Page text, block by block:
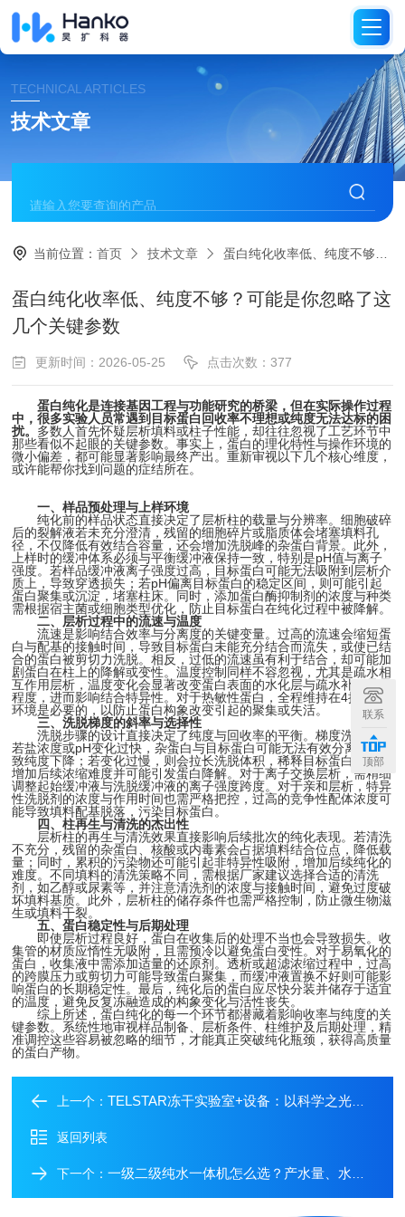
TECHNICAL ARTICLES
技术文章
当前位置：首页 技术文章 蛋白纯化收率低、纯度不够？可能是你忽略了这几个关键参数
蛋白纯化收率低、纯度不够？可能是你忽略了这
几个关键参数
更新时间：2026-05-25 点击次数：377
蛋白纯化是连接基因工程与功能研究的桥梁，但在实际操作过程
中，很多实验人员常遇到目标蛋白回收率不理想或纯度无法达标的困
扰。 多数人首先怀疑层析填料或柱子性能，却往往忽视了工艺环节中
那些看似不起眼的关键参数。事实上，蛋白的理化特性与操作环境的
微小偏差，都可能显著影响最终产出。重新审视以下几个核心维度，
或许能帮你找到问题的症结所在。
一、样品预处理与上样环境
纯化前的样品状态直接决定了层析柱的载量与分辨率。细胞破碎
后的裂解液若未充分澄清，残留的细胞碎片或脂质体会堵塞填料孔
径，不仅降低有效结合容量，还会增加洗脱峰的杂蛋白背景。此外，
上样时的缓冲体系必须与平衡缓冲液保持一致，特别是pH值与离子
强度。若样品缓冲液离子强度过高，目标蛋白可能无法吸附到层析介
质上，导致穿透损失；若pH偏离目标蛋白的稳定区间，则可能引起
蛋白聚集或沉淀，堵塞柱床。同时，添加蛋白酶抑制剂的浓度与种类
需根据宿主菌或细胞类型优化，防止目标蛋白在纯化过程中被降解。
二、层析过程中的流速与温度
流速是影响结合效率与分离度的关键变量。过高的流速会缩短蛋
白与配基的接触时间，导致目标蛋白未能充分结合而流失，或使已结
合的蛋白被剪切力洗脱。相反，过低的流速虽有利于结合，却可能加
剧蛋白在柱上的降解或变性。温度控制同样不容忽视，尤其是疏水相
互作用层析，温度变化会显著改变蛋白表面的水化层与疏水补丁暴露
程度，进而影响结合特异性。对于热敏性蛋白，全程维持在4摄氏度
环境是必要的，以防止蛋白构象改变引起的聚集或失活。
三、洗脱梯度的斜率与选择性
洗脱步骤的设计直接决定了纯度与回收率的平衡。梯度洗脱时，
若盐浓度或pH变化过快，杂蛋白与目标蛋白可能无法有效分离，导
致纯度下降；若变化过慢，则会拉长洗脱体积，稀释目标蛋白浓度，
增加后续浓缩难度并可能引发蛋白降解。对于离子交换层析，需精细
调整起始缓冲液与洗脱缓冲液的离子强度跨度。对于亲和层析，特异
性洗脱剂的浓度与作用时间也需严格把控，过高的竞争性配体浓度可
能导致填料配基脱落，污染目标蛋白。
四、柱再生与清洗的杰出性
层析柱的再生与清洗效果直接影响后续批次的纯化表现。若清洗
不充分，残留的杂蛋白、核酸或内毒素会占据填料结合位点，降低载
量；同时，累积的污染物还可能引起非特异性吸附，增加后续纯化的
难度。不同填料的清洗策略不同，需根据厂家建议选择合适的清洗
剂，如乙醇或尿素等，并注意清洗剂的浓度与接触时间，避免过度破
坏填料基质。此外，层析柱的储存条件也需严格控制，防止微生物滋
生或填料干裂。
五、蛋白稳定性与后期处理
即使层析过程良好，蛋白在收集后的处理不当也会导致损失。收
集管的材质应惰性无吸附，且需预冷以避免蛋白变性。对于易氧化的
蛋白，收集液中需添加适量的还原剂。透析或超滤浓缩过程中，过高
的跨膜压力或剪切力可能导致蛋白聚集，而缓冲液置换不好则可能影
响蛋白的长期稳定性。最后，纯化后的蛋白应尽快分装并储存于适宜
的温度，避免反复冻融造成的构象变化与活性丧失。
综上所述，蛋白纯化的每一个环节都潜藏着影响收率与纯度的关
键参数。系统性地审视样品制备、层析条件、柱维护及后期处理，精
准调控这些容易被忽略的细节，才能真正突破纯化瓶颈，获得高质量
的蛋白产物。
上一个：TELSTAR冻干实验室+设备：以科学之光，照亮冻干黑匣子
返回列表
下一个：一级二级纯水一体机怎么选？产水量、水质标准、耗材成本一次讲清
联系
顶部